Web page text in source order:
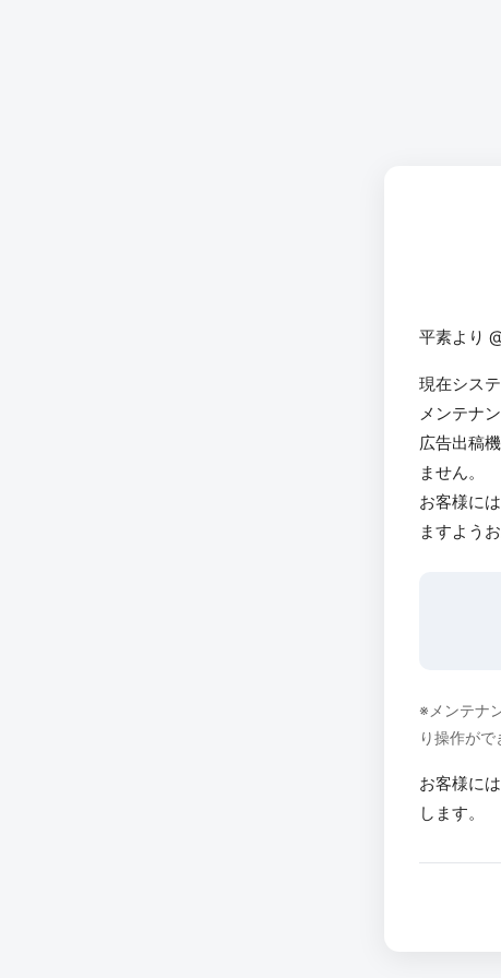
平素より
現在シス
メンテナ
広告出稿
ません。
お客様に
ますよう
※メンテナ
り操作がで
お客様に
します。